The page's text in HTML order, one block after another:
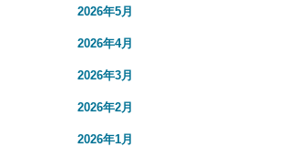
2026年5月
2026年4月
2026年3月
2026年2月
2026年1月